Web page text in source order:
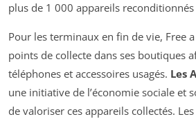
plus de 1 000 appareils
Pour les terminaux en fin de vie, Free
points de collecte dans ses boutiques
téléphones et accessoires usagés. Les
une initiative de l’économie sociale et
de valoriser ces appareils collectés.